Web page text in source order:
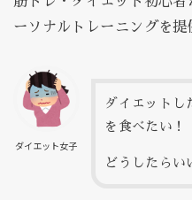
ーソナルトレーニングを提
ダイエット女子
ダイエットし
を食べたい！
どうしたらい